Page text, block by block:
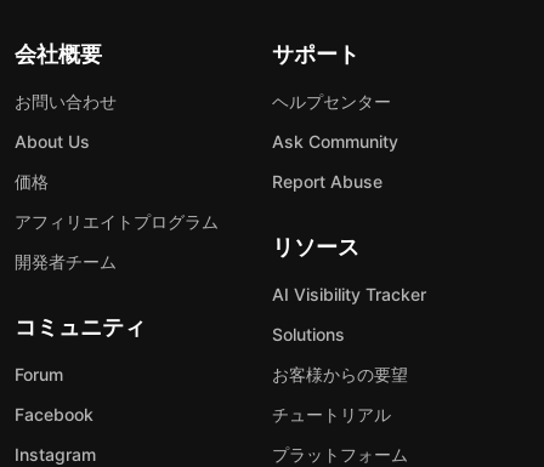
会社概要
お問い合わせ
About Us
価格
アフィリエイトプログラム
開発者チーム
コミュニティ
Forum
Facebook
Instagram
サポート
ヘルプセンター
Ask Community
Report Abuse
リソース
AI Visibility Tracker
Solutions
お客様からの要望
チュートリアル
プラットフォーム